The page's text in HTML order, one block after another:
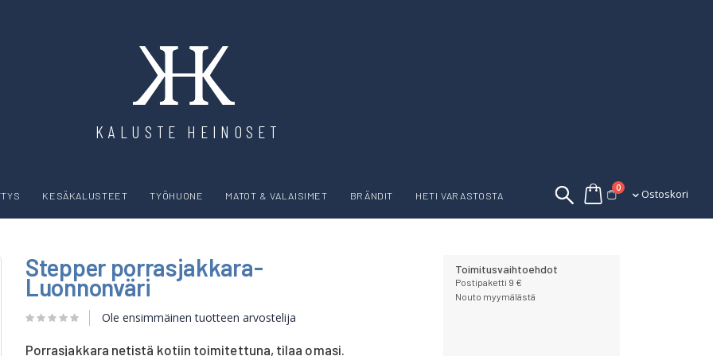
KALUSTE HEINOSET
Ostoskori
0tuotettaOstoskori
KESÄKALUSTEET TYÖHUONE MATOT & VALAISIMET BRÄNDIT HETI VARASTOSTA
Stepper porrasjakkara-
Luonnonväri
Ole ensimmäinen tuotteen arvostelija
Porrasjakkara netistä kotiin toimitettuna, tilaa omasi.
Toimitusvaihtoehdot
Postipaketti 9 €
Nouto myymälästä